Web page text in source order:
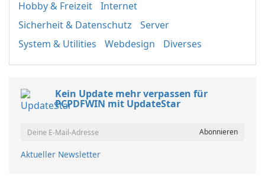
Hobby & Freizeit
Internet
Sicherheit & Datenschutz
Server
System & Utilities
Webdesign Diverses
Kein Update mehr verpassen für
PCPDFWIN mit UpdateStar
Aktueller Newsletter